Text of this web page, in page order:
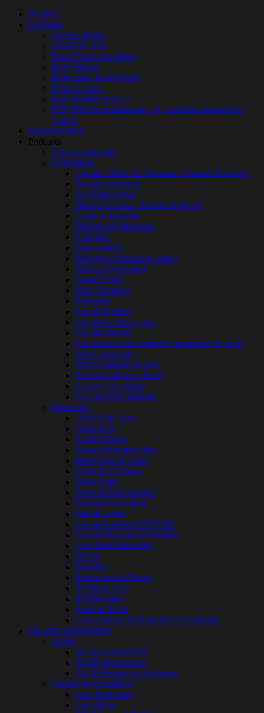
Accueil
La Radio
Ateliers Radio
Chat RTV FM
Direct Video du studio
Notre équipe
Notre zone de réception
Nous Écouter
Qui Sommes Nous ?
RTV FM sur smartphones, tv, enceintes connectées,
voiture
Programmation
Podcasts
Tous les podcasts
Chroniques
Agenda Office de Tourisme Ventoux Provence
Agenda Vaucluse
Au fil des pages
Blason Un Jour / Blason Toujours
Conte et Raconte
Découverte Musicale
Echolibri
Educ Action
Energetix (chronique santé)
Faut qu’on en parle
Grand Ecran
Infos Pratiques
Interview
Joie de Culture
Les pieds dans le parc
Les racontottes
Les rendez vous emploi et formation du mois
Météo Vaucluse
Offre d’emploi du jour
Thé ou Café avec René
Un jour Un village
Un Lieu Une Histoire
Émissions
100% Pop Love
Actus d’oc
As Ben Parlat
Associativement vôtre
Bienvenue au Club
Coup de Chapeau
Disco Funk
Envie d’Entreprendre
Faut qu’on en parle
Jazz de coeur
Les après-midi d’ RTVFM
Les rendez vous d’écholibri
Live Santé Mutualité
On Air
Parasites
Retour sur les Tubes
So Music Live
Sur ma route
Spirit of Rock
Une Femme Un Homme Un Territoire
Ma radio pédagogique
ALSH
ALSH LAPALUD
ALSH Mormoiron
ALSH Pernes les Fontaines
Centres de formations
Airo Formation
Les chênes